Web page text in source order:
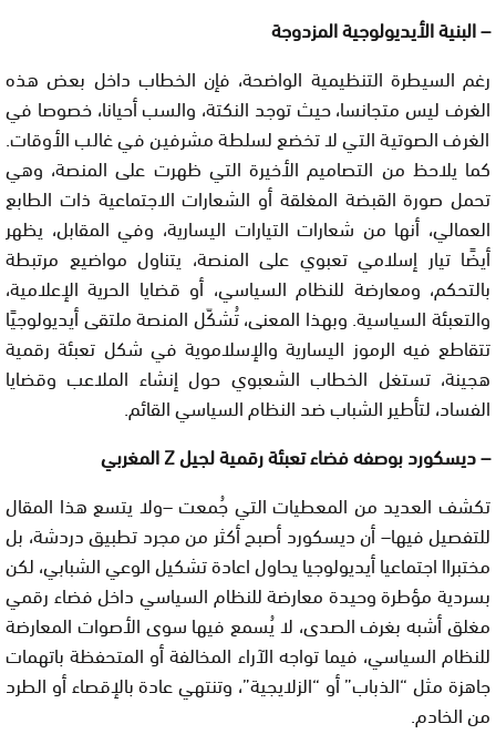
– البنية الأيديولوجية المزدوجة
رغم السيطرة التنظيمية الواضحة، فإن الخطاب داخل بعض هذه
الغرف ليس متجانسا، حيث توجد النكتة، والسب أحيانا، خصوصا في
الغرف الصوتية التي لا تخضع لسلطة مشرفين في غالب الأوقات.
كما يلاحظ من التصاميم الأخيرة التي ظهرت على المنصة، وهي
تحمل صورة القبضة المغلقة أو الشعارات الاجتماعية ذات الطابع
العمالي، أنها من شعارات التيارات اليسارية، وفي المقابل، يظهر
أيضًا تيار إسلامي تعبوي على المنصة، يتناول مواضيع مرتبطة
بالتحكم، ومعارضة للنظام السياسي، أو قضايا الحرية الإعلامية،
والتعبئة السياسية. وبهذا المعنى، تُشكّل المنصة ملتقى أيديولوجيًا
تتقاطع فيه الرموز اليسارية والإسلاموية في شكل تعبئة رقمية
هجينة، تستغل الخطاب الشعبوي حول إنشاء الملاعب وقضايا
الفساد، لتأطير الشباب ضد النظام السياسي القائم.
– ديسكورد بوصفه فضاء تعبئة رقمية لجيل المغربي
تكشف العديد من المعطيات التي جُمعت –ولا يتسع هذا المقال
للتفصيل فيها– أن ديسكورد أصبح أكثر من مجرد تطبيق دردشة، بل
مختبراا اجتماعيا أيديولوجيا يحاول اعادة تشكيل الوعي الشبابي، لكن
بسردية مؤطرة وحيدة معارضة للنظام السياسي داخل فضاء رقمي
مغلق أشبه بغرف الصدى، لا يُسمع فيها سوى الأصوات المعارضة
للنظام السياسي، فيما تواجه الآراء المخالفة أو المتحفظة باتهمات
جاهزة مثل “الذباب” أو “الزلايجية”، وتنتهي عادة بالإقصاء أو الطرد
من الخادم.